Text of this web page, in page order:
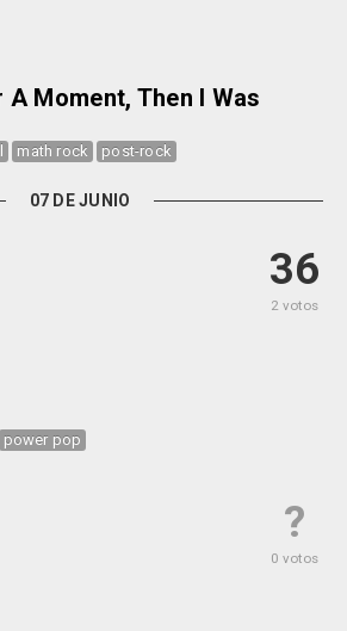
A Moment, Then I Was
math rock post-rock
07 DE JUNIO
36
2 votos
power pop
?
0 votos